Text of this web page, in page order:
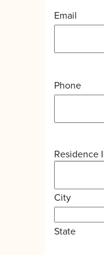
Email
Phone
Residence
City
State